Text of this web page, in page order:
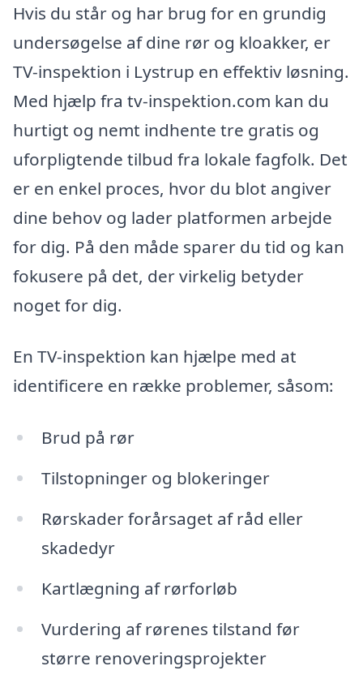
Hvis du står og har brug for en grundig
undersøgelse af dine rør og kloakker, er
TV-inspektion i Lystrup en effektiv løsning.
Med hjælp fra tv-inspektion.com kan du
hurtigt og nemt indhente tre gratis og
uforpligtende tilbud fra lokale fagfolk. Det
er en enkel proces, hvor du blot angiver
dine behov og lader platformen arbejde
for dig. På den måde sparer du tid og kan
fokusere på det, der virkelig betyder
noget for dig.
En TV-inspektion kan hjælpe med at
identificere en række problemer, såsom:
Brud på rør
Tilstopninger og blokeringer
Rørskader forårsaget af råd eller
skadedyr
Kartlægning af rørforløb
Vurdering af rørenes tilstand før
større renoveringsprojekter